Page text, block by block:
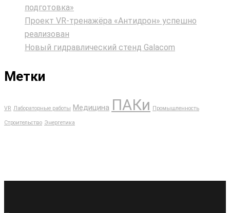
подготовка»
Проект VR‑тренажёра «Антидрон» успешно
реализован
Новый гидравлический стенд Galacom
Метки
VR Лабораторные работы Медицина ПАКи Промышленность
Строительство Энергетика